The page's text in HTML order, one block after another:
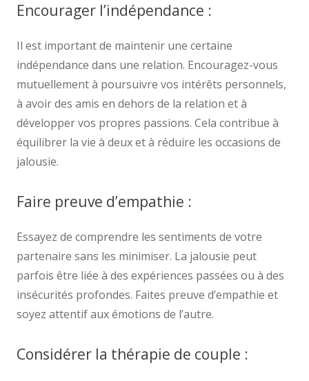
Encourager l’indépendance :
Il est important de maintenir une certaine
indépendance dans une relation. Encouragez-vous
mutuellement à poursuivre vos intérêts personnels,
à avoir des amis en dehors de la relation et à
développer vos propres passions. Cela contribue à
équilibrer la vie à deux et à réduire les occasions de
jalousie.
Faire preuve d’empathie :
Essayez de comprendre les sentiments de votre
partenaire sans les minimiser. La jalousie peut
parfois être liée à des expériences passées ou à des
insécurités profondes. Faites preuve d’empathie et
soyez attentif aux émotions de l’autre.
Considérer la thérapie de couple :